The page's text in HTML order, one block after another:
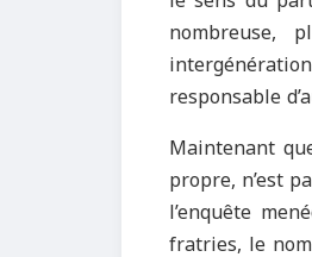
responsable
Maintenant
propre, n’est
l’enquête
fratries, le